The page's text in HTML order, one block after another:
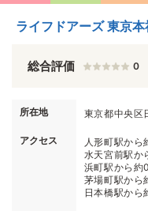
ライフドアーズ 東京本
総合評価 0
所在地 東京都中央区
アクセス
人形町駅か
水天宮前駅
浜町駅から
茅場町駅か
日本橋駅か